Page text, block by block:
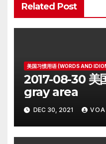
Related Post
美国习惯用语 (WORDS AND
2017-08-30 美
gray area
DEC 30, 2021 VOA